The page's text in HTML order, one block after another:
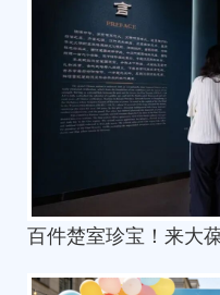
百件楚室珍宝！来大